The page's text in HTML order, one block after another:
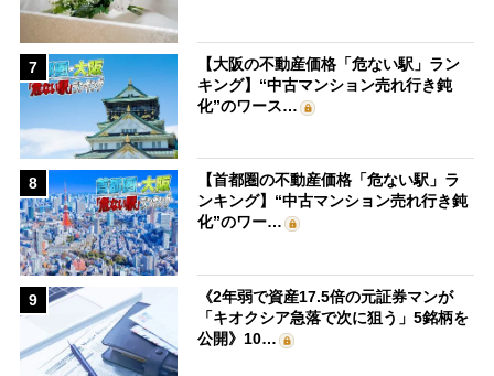
7
【大阪の不動産価格「危ない駅」ラン
キング】“中古マンション売れ行き鈍
化”のワース…
8
【首都圏の不動産価格「危ない駅」ラ
ンキング】“中古マンション売れ行き鈍
化”のワー…
9
《2年弱で資産17.5倍の元証券マンが
「キオクシア急落で次に狙う」5銘柄を
公開》10…